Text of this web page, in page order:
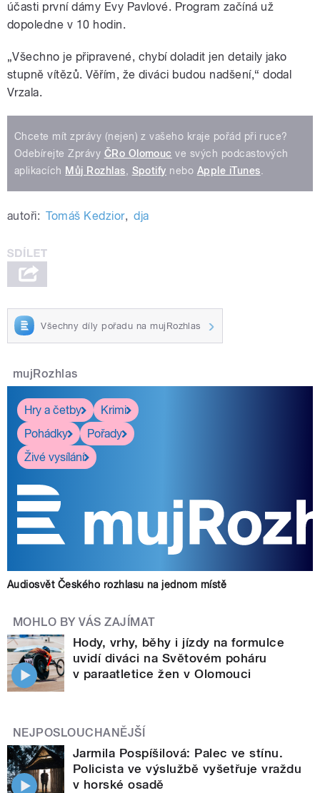
účasti první dámy Evy Pavlové. Program začíná už
dopoledne v 10 hodin.
„Všechno je připravené, chybí doladit jen detaily jako
stupně vítězů. Věřím, že diváci budou nadšení,“ dodal
Vrzala.
Chcete mít zprávy (nejen) z vašeho kraje pořád při ruce?
Odebírejte Zprávy ČRo Olomouc ve svých podcastových
aplikacích Můj Rozhlas Spotify nebo Apple iTunes
autoři: Tomáš Kedzior, dja
Všechny díly pořadu na mujRozhlas
mujRozhlas
Hry a četby
Krimi
Pohádky
Pořady
Živé vysílání
Audiosvět Českého rozhlasu na jednom místě
MOHLO BY VÁS ZAJÍMAT
Hody, vrhy, běhy i jízdy na formulce
uvidí diváci na Světovém poháru
v paraatletice žen v Olomouci
NEJPOSLOUCHANĚJŠÍ
Jarmila Pospíšilová: Palec ve stínu.
Policista ve výslužbě vyšetřuje vraždu
v horské osadě